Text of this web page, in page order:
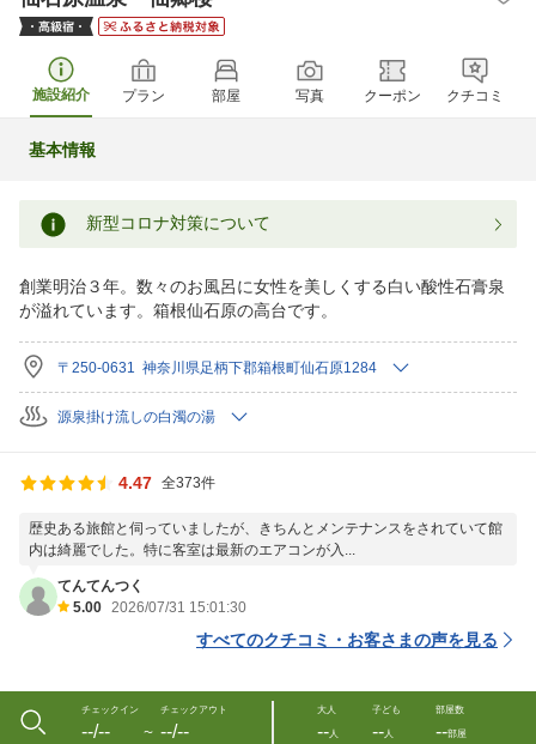
施設紹介 プラン 部屋 写真 クーポン クチコミ
基本情報
新型コロナ対策について
創業明治３年。数々のお風呂に女性を美しくする白い酸性石膏泉
が溢れています。箱根仙石原の高台です。
〒250-0631 神奈川県足柄下郡箱根町仙石原1284
源泉掛け流しの白濁の湯
4.47 全373件
歴史ある旅館と伺っていましたが、きちんとメンテナンスをされていて館
内は綺麗でした。特に客室は最新のエアコンが入...
てんてんつく
5.00 2026/07/31 15:01:30
すべてのクチコミ・お客さまの声を見る
チェックイン
--/-- 〜
チェックアウト
--/--
大人
--人
子ども
--人
部屋数
--部屋